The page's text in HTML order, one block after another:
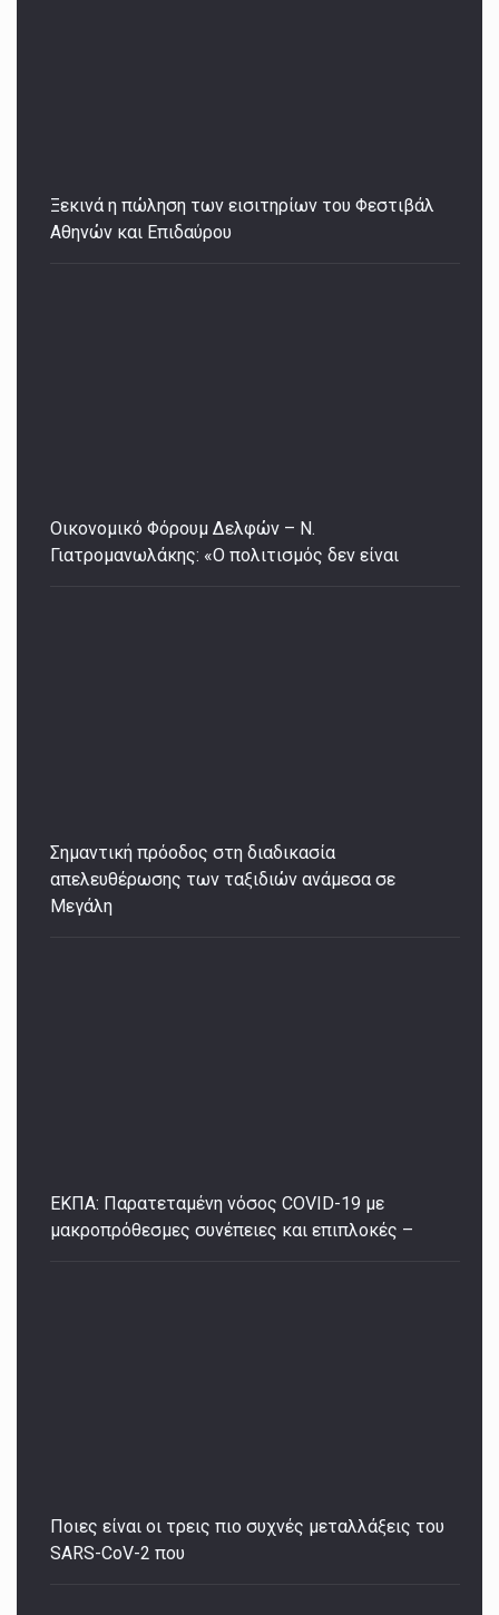
Ξεκινά η πώληση των εισιτηρίων του Φεστιβάλ
Αθηνών και Επιδαύρου
Οικονομικό Φόρουμ Δελφών – Ν.
Γιατρομανωλάκης: «Ο πολιτισμός δεν είναι
Σημαντική πρόοδος στη διαδικασία
απελευθέρωσης των ταξιδιών ανάμεσα σε
Μεγάλη
ΕΚΠΑ: Παρατεταμένη νόσος COVID-19 με
μακροπρόθεσμες συνέπειες και επιπλοκές –
Ποιες είναι οι τρεις πιο συχνές μεταλλάξεις του
SARS-CoV-2 που